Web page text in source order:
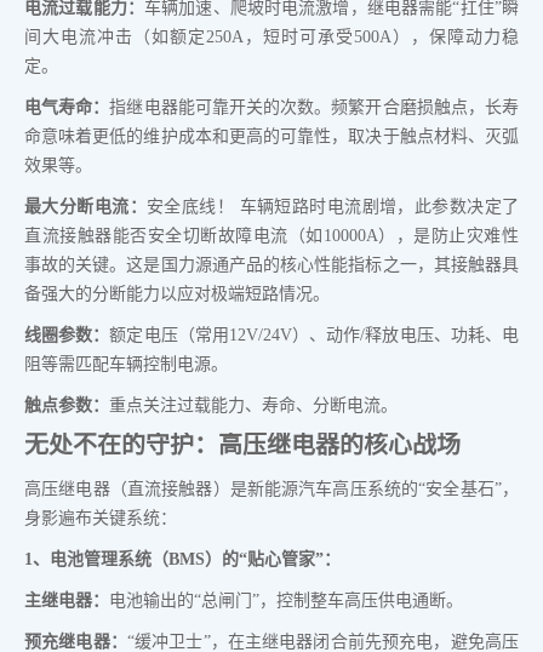
电流过载能力： 车辆加速、爬坡时电流激增，继电器需能“扛住”瞬
间大电流冲击（如额定250A，短时可承受500A），保障动力稳
定。
电气寿命：指继电器能可靠开关的次数。频繁开合磨损触点，长寿
命意味着更低的维护成本和更高的可靠性，取决于触点材料、灭弧
效果等。
最大分断电流： 安全底线！ 车辆短路时电流剧增，此参数决定了
直流接触器能否安全切断故障电流（如10000A），是防止灾难性
事故的关键。这是国力源通产品的核心性能指标之一，其接触器具
备强大的分断能力以应对极端短路情况。
线圈参数：额定电压（常用12V/24V）、动作/释放电压、功耗、电
阻等需匹配车辆控制电源。
触点参数： 重点关注过载能力、寿命、分断电流。
无处不在的守护：高压继电器的核心战场
高压继电器（直流接触器）是新能源汽车高压系统的“安全基石”，
身影遍布关键系统：
1、电池管理系统（BMS）的“贴心管家”：
主继电器： 电池输出的“总闸门”，控制整车高压供电通断。
预充继电器： “缓冲卫士”，在主继电器闭合前先预充电，避免高压